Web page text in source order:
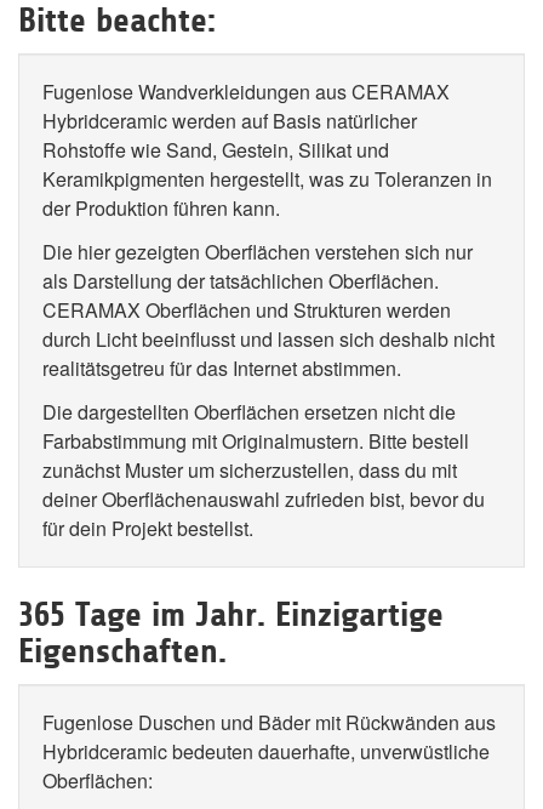
Bitte beachte:
Fugenlose Wandverkleidungen aus CERAMAX
Hybridceramic werden auf Basis natürlicher
Rohstoffe wie Sand, Gestein, Silikat und
Keramikpigmenten hergestellt, was zu Toleranzen in
der Produktion führen kann.
Die hier gezeigten Oberflächen verstehen sich nur
als Darstellung der tatsächlichen Oberflächen.
CERAMAX Oberflächen und Strukturen werden
durch Licht beeinflusst und lassen sich deshalb nicht
realitätsgetreu für das Internet abstimmen.
Die dargestellten Oberflächen ersetzen nicht die
Farbabstimmung mit Originalmustern. Bitte bestell
zunächst Muster um sicherzustellen, dass du mit
deiner Oberflächenauswahl zufrieden bist, bevor du
für dein Projekt bestellst.
365 Tage im Jahr. Einzigartige
Eigenschaften.
Fugenlose Duschen und Bäder mit Rückwänden aus
Hybridceramic bedeuten dauerhafte, unverwüstliche
Oberflächen: